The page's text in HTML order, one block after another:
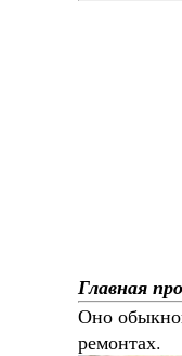
Главная
Оно
ремонтах.